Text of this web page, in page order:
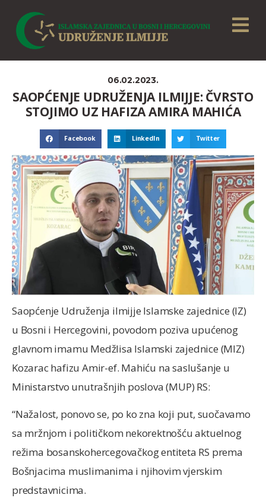
06.02.2023.
SAOPĆENJE UDRUŽENJA ILMIJJE: ČVRSTO
STOJIMO UZ HAFIZA AMIRA MAHIĆA
Facebook LinkedIn Twitter
Saopćenje Udruženja ilmijje Islamske zajednice (IZ)
u Bosni i Hercegovini, povodom poziva upućenog
glavnom imamu Medžlisa Islamski zajednice (MIZ)
Kozarac hafizu Amir-ef. Mahiću na saslušanje u
Ministarstvo unutrašnjih poslova (MUP) RS:
“Nažalost, ponovo se, po ko zna koji put, suočavamo
sa mržnjom i političkom nekorektnošću aktuelnog
režima bosanskohercegovačkog entiteta RS prema
Bošnjacima muslimanima i njihovim vjerskim
predstavnicima.